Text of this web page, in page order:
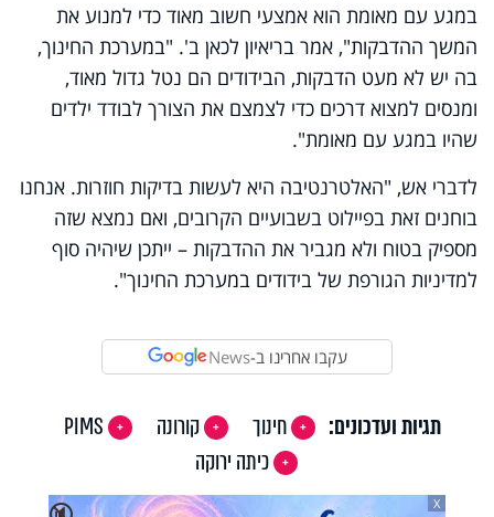
במגע עם מאומת הוא אמצעי חשוב מאוד כדי למנוע את
המשך ההדבקות", אמר בריאיון לכאן ב'. "במערכת החינוך,
בה יש לא מעט הדבקות, הבידודים הם נטל גדול מאוד,
ומנסים למצוא דרכים כדי לצמצם את הצורך לבודד ילדים
שהיו במגע עם מאומת".
לדברי אש, "האלטרנטיבה היא לעשות בדיקות חוזרות. אנחנו
בוחנים זאת בפיילוט בשבועיים הקרובים, ואם נמצא שזה
מספיק בטוח ולא מגביר את ההדבקות – ייתכן שיהיה סוף
למדיניות הגורפת של בידודים במערכת החינוך".
עקבו אחרינו ב-News
תגיות ועדכונים: חינוך קורונה
PIMS
כיתה ירוקה
X